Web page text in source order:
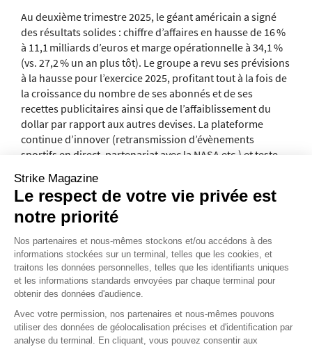
Au deuxième trimestre 2025, le géant américain a signé
des résultats solides : chiffre d’affaires en hausse de 16 %
à 11,1 milliards d’euros et marge opérationnelle à 34,1 %
(vs. 27,2 % un an plus tôt). Le groupe a revu ses prévisions
à la hausse pour l’exercice 2025, profitant tout à la fois de
la croissance du nombre de ses abonnés et de ses
recettes publicitaires ainsi que de l’affaiblissement du
dollar par rapport aux autres devises. La plateforme
continue d’innover (retransmission d’évènements
sportifs en direct, partenariat avec la NASA etc.) et teste
générative pour mieux aiguiller les abonnés sur le type de
programme qu’ils souhaitent voir. En Bourse, l’action
Netflix bondit de plus de 34 % depuis le début de l’année*.
Si l’irruption des plateformes a changé la manière de
« consommer » la télévision, elle n’a donc pas pour autant
« tué » les chaînes traditionnelles. Il y a en effet de la place
pour tous les acteurs des médias : chaînes gratuites et
plateformes de streaming payantes. À condition que ces
groupes parviennent à renouveler suffisamment leur
offre. Dans un climat concurrentiel exacerbé, la difficulté
Strike Magazine
Le respect de votre vie privée est
notre priorité
Nos partenaires et nous-mêmes stockons et/ou accédons à des
informations stockées sur un terminal, telles que les cookies, et
traitons les données personnelles, telles que les identifiants uniques
et les informations standards envoyées par chaque terminal pour
obtenir des données d'audience.
Avec votre permission, nos partenaires et nous-mêmes pouvons
utiliser des données de géolocalisation précises et d'identification par
analyse du terminal. En cliquant, vous pouvez consentir aux